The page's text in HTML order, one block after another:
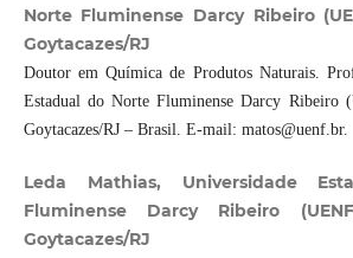
Norte Fluminense Darcy Ribeiro
Goytacazes/RJ
Doutor em Química de Produtos Naturais.
Estadual do Norte Fluminense Darcy Ribeiro
Goytacazes/RJ – Brasil. E-mail: matos@uenf.br.
Leda Mathias, Universidade
Fluminense Darcy Ribeiro
Goytacazes/RJ